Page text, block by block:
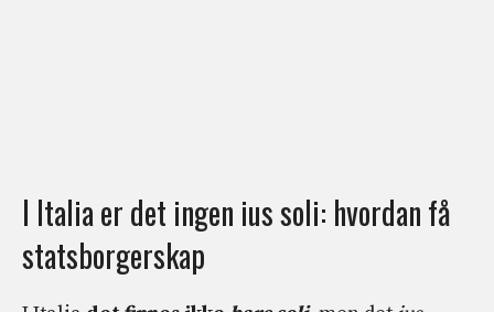
I Italia er det ingen ius soli: hvordan få
statsborgerskap